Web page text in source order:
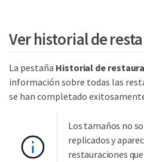
Ver historial de
La pestaña Historial de
información sobre todas las
se han completado
Los tamaños no
replicados y
restauraciones